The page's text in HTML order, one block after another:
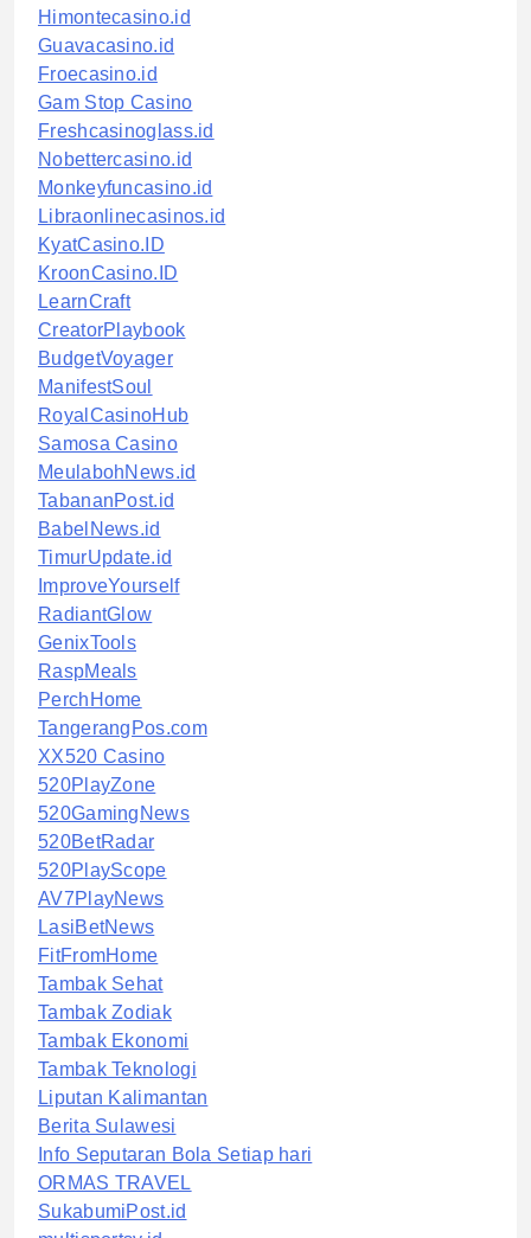
Himontecasino.id
Guavacasino.id
Froecasino.id
Gam Stop Casino
Freshcasinoglass.id
Nobettercasino.id
Monkeyfuncasino.id
Libraonlinecasinos.id
KyatCasino.ID
KroonCasino.ID
LearnCraft
CreatorPlaybook
BudgetVoyager
ManifestSoul
RoyalCasinoHub
Samosa Casino
MeulabohNews.id
TabananPost.id
BabelNews.id
TimurUpdate.id
ImproveYourself
RadiantGlow
GenixTools
RaspMeals
PerchHome
TangerangPos.com
XX520 Casino
520PlayZone
520GamingNews
520BetRadar
520PlayScope
AV7PlayNews
LasiBetNews
FitFromHome
Tambak Sehat
Tambak Zodiak
Tambak Ekonomi
Tambak Teknologi
Liputan Kalimantan
Berita Sulawesi
Info Seputaran Bola Setiap hari
ORMAS TRAVEL
SukabumiPost.id